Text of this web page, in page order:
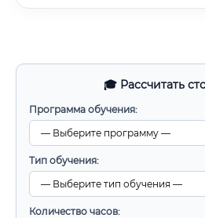
🎓 Рассчитать
Программа обучения:
Тип обучения:
Количество часов: